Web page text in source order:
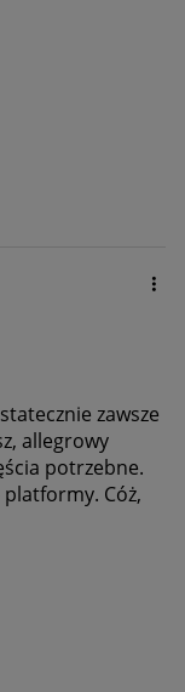
zawsze
allegrowy
potrzebne.
Cóż,